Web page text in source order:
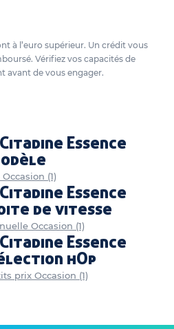
à l’euro supérieur. Un crédit vous
Vérifiez vos capacités de
avant de vous engager.
Essence
(1)
Essence
de vitesse
Occasion (1)
Essence
hOp
prix Occasion (1)